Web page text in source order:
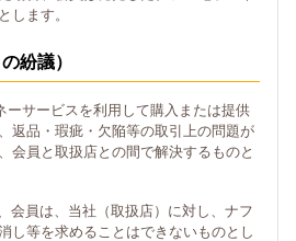
します。
紛議）
ーサービスを利用して購入または提供
返品・瑕疵・欠陥等の取引上の問題が
会員と取扱店との間で解決するものと
会員は、当社（取扱店）に対し、ナフ
し等を求めることはできないものとし